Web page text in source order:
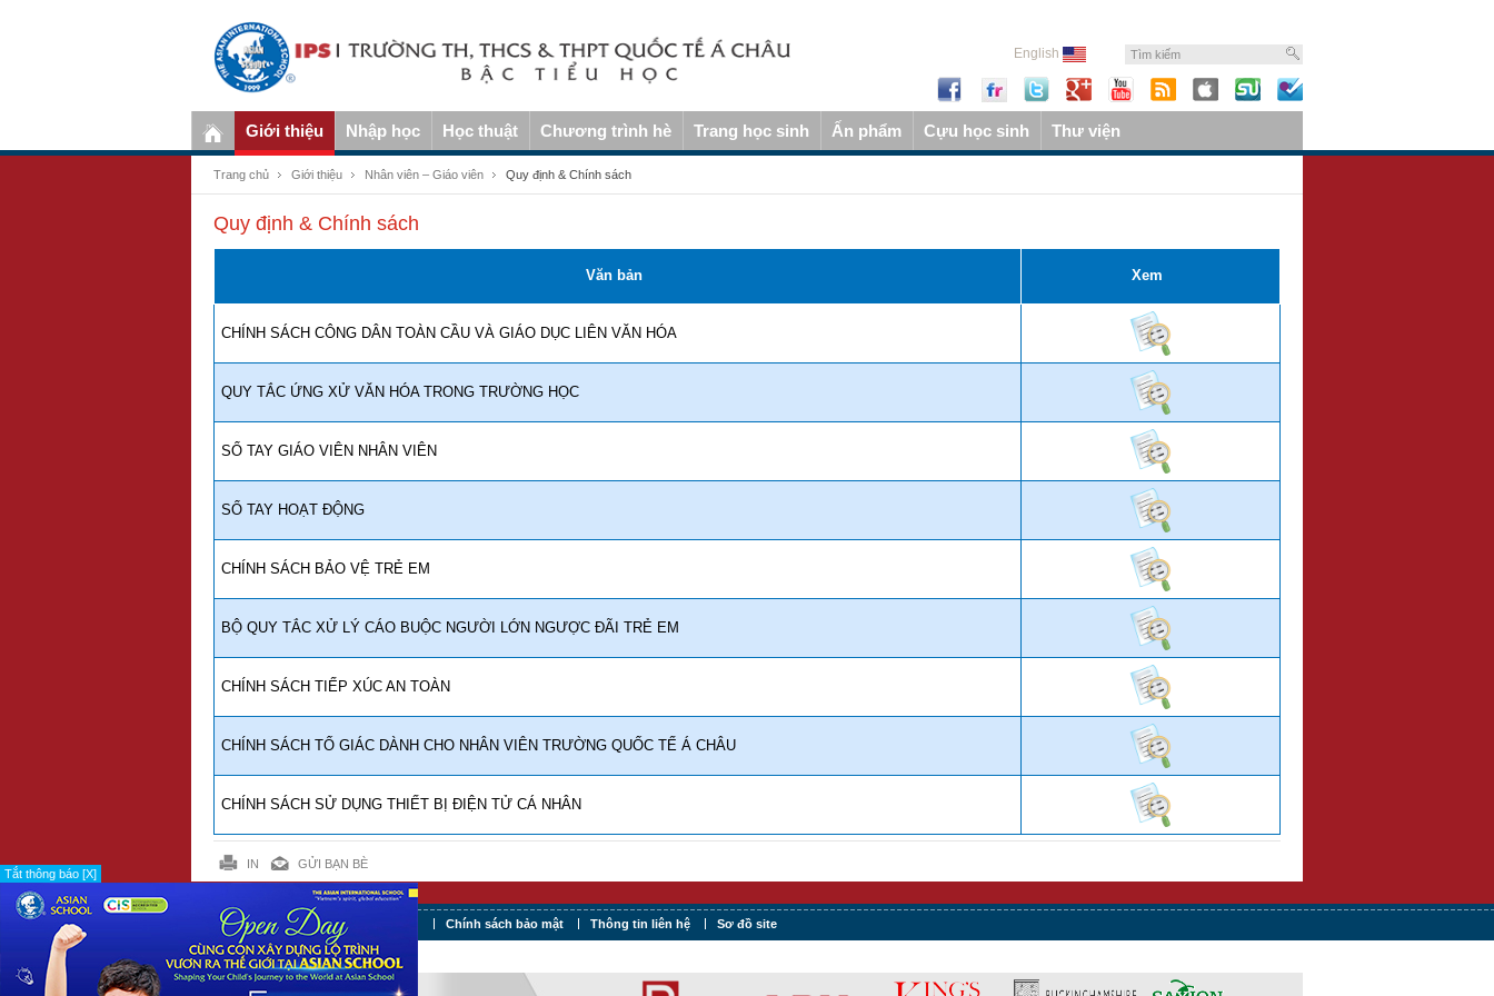
English
Giới thiệu Nhập học Học thuật Chương trình hè Trang học sinh Ấn phẩm Cựu học sinh Thư viện
Trang chủ Giới thiệu Nhân viên – Giáo viên Quy định & Chính sách
Quy định & Chính sách
Văn bản Xem
CHÍNH SÁCH CÔNG DÂN TOÀN CẦU VÀ GIÁO DỤC LIÊN VĂN HÓA
QUY TẮC ỨNG XỬ VĂN HÓA TRONG TRƯỜNG HỌC
SỔ TAY GIÁO VIÊN NHÂN VIÊN
SỔ TAY HOẠT ĐỘNG
CHÍNH SÁCH BẢO VỆ TRẺ EM
BỘ QUY TẮC XỬ LÝ CÁO BUỘC NGƯỜI LỚN NGƯỢC ĐÃI TRẺ EM
CHÍNH SÁCH TIẾP XÚC AN TOÀN
CHÍNH SÁCH TỐ GIÁC DÀNH CHO NHÂN VIÊN TRƯỜNG QUỐC TẾ Á CHÂU
CHÍNH SÁCH SỬ DỤNG THIẾT BỊ ĐIỆN TỬ CÁ NHÂN
IN GỬI BẠN BÈ
Tuyển dụng Điều khoản sử dụng Chính sách bảo mật Thông tin liên hệ Sơ đồ site
Tắt thông báo [X]